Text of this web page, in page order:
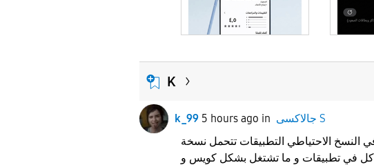
K
k_99 5 hours ago in
جالاكسى S
النسخ الاحتياطي التطبيقات تتحمل نسخة
في تطبيقات و ما تشتغل بشكل كويس و